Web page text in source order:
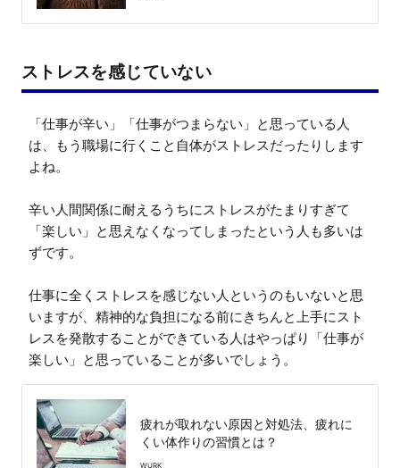
ストレスを感じていない
「仕事が辛い」「仕事がつまらない」と思っている人
は、もう職場に行くこと自体がストレスだったりします
よね。
辛い人間関係に耐えるうちにストレスがたまりすぎて
「楽しい」と思えなくなってしまったという人も多いは
ずです。
仕事に全くストレスを感じない人というのもいないと思
いますが、精神的な負担になる前にきちんと上手にスト
レスを発散することができている人はやっぱり「仕事が
楽しい」と思っていることが多いでしょう。
疲れが取れない原因と対処法、疲れに
くい体作りの習慣とは？
WURK